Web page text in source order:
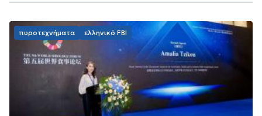
πυροτεχνήματα ελληνικό FBI